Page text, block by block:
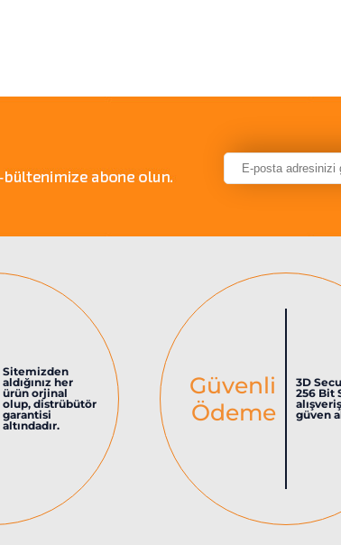
Sitemizden
aldığınız her
ürün orjinal
olup, distrübütör
garantisi
altındadır.
Güvenli
Ödeme
3D
256 Bit
güven